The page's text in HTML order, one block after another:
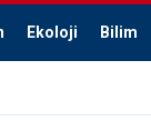
Ekoloji Bilim